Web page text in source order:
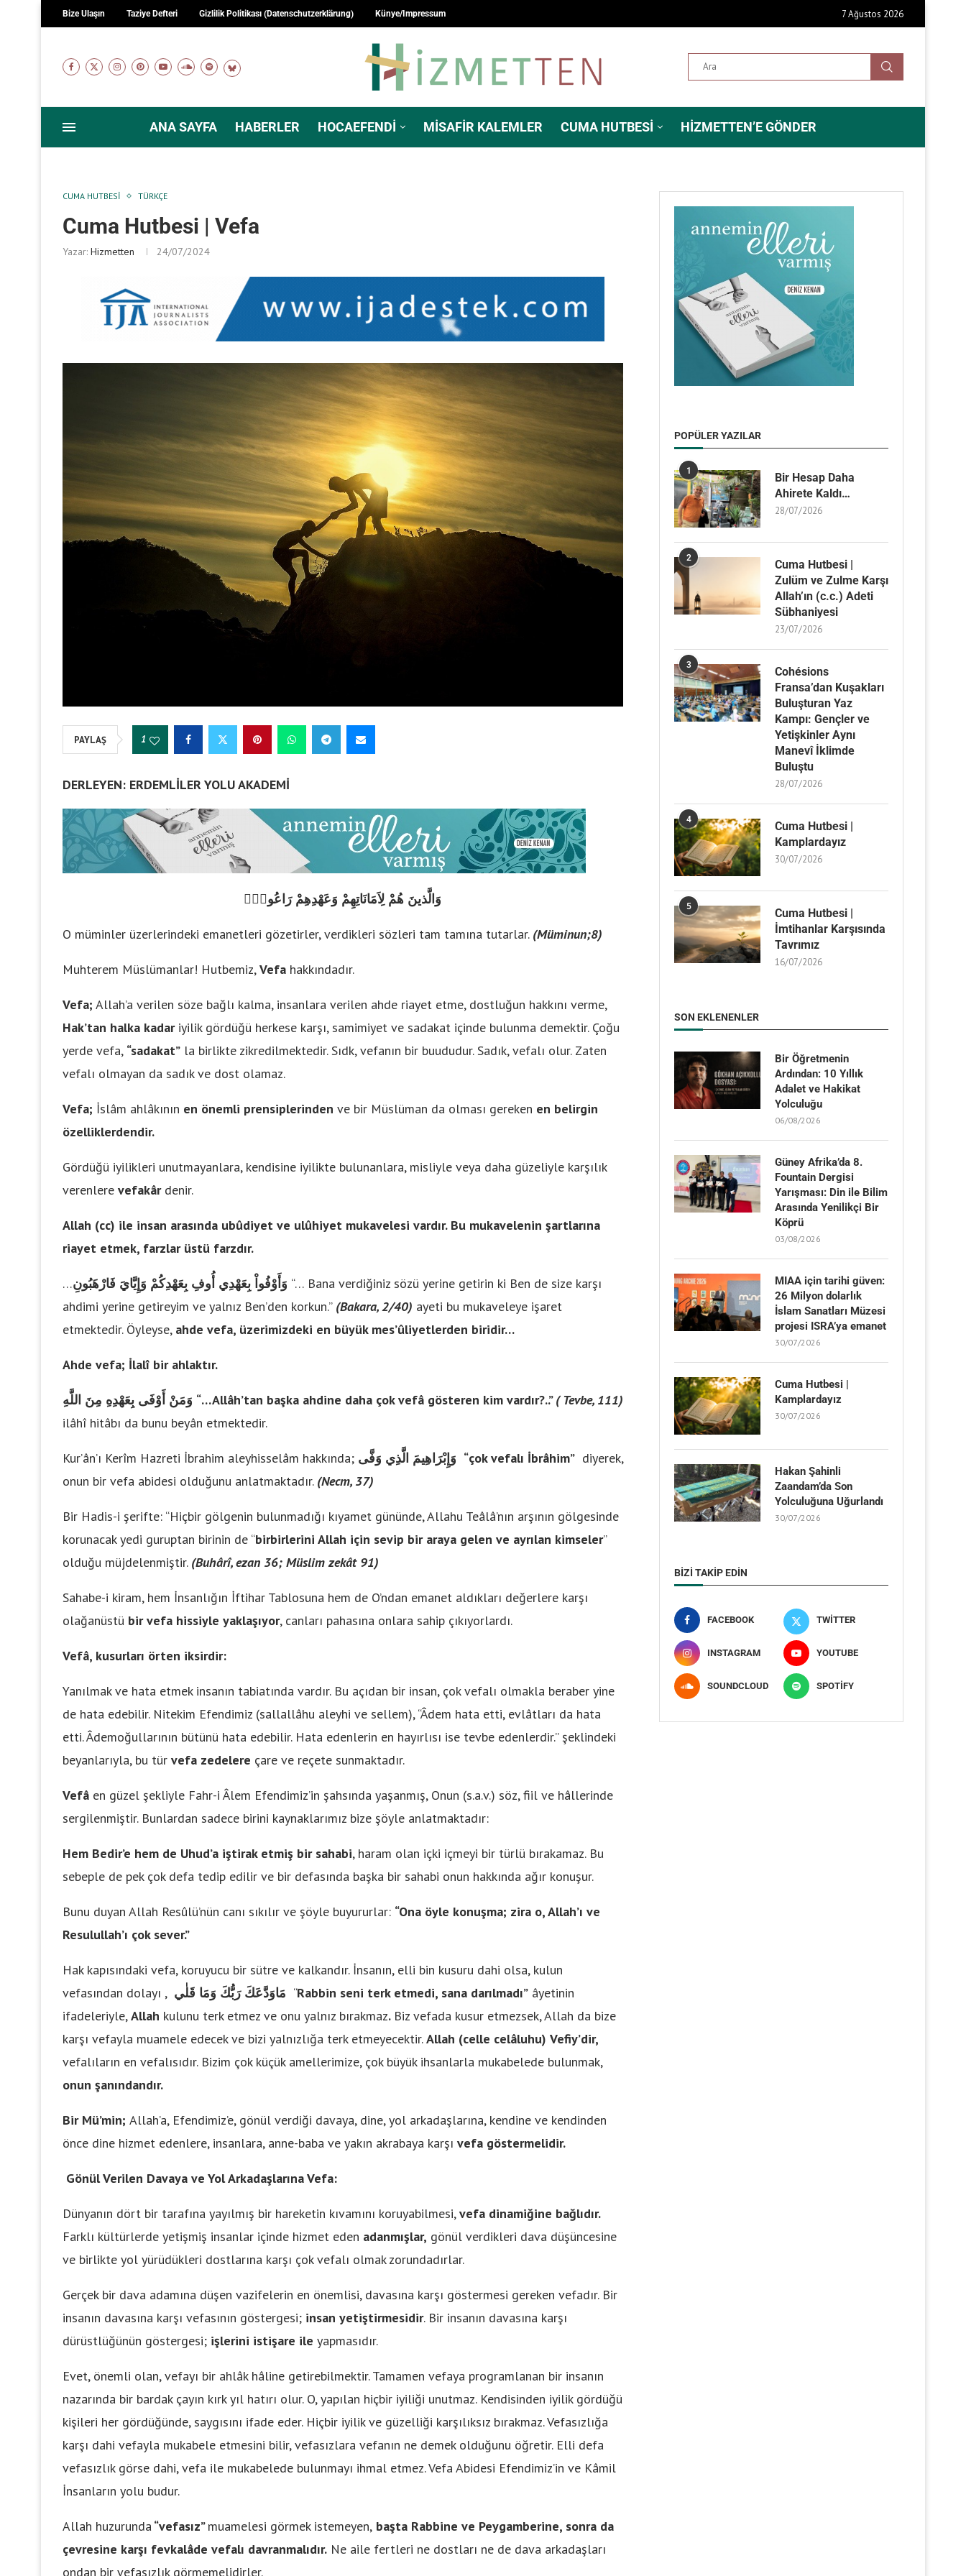
Bize Ulaşın Taziye Defteri Gizlilik Politikası (Datenschutzerklärung) Künye/Impressum 7 Ağustos 2026
ANA SAYFA HABERLER HOCAEFENDI MISAFIR KALEMLER CUMA HUTBESI HIZMETTEN’E GÖNDER
CUMA HUTBESI TÜRKÇE
Cuma Hutbesi | Vefa
Yazar: Hizmetten 24/07/2024
PAYLAŞ 1
DERLEYEN: ERDEMLİLER YOLU AKADEMİ
وَالَّذينَ هُمْ لِاَمَانَاتِهِمْ وَعَهْدِهِمْ رَاعُونَ
O müminler üzerlerindeki emanetleri gözetirler, verdikleri sözleri tam tamına tutarlar. (Müminun;8)
Muhterem Müslümanlar! Hutbemiz,Vefa hakkındadır.
Vefa; Allah’a verilen söze bağlı kalma, insanlara verilen ahde riayet etme, dostluğun hakkını verme,
Hak’tan halka kadariyilik gördüğü herkese karşı, samimiyet ve sadakat içinde bulunma demektir. Çoğu
yerde vefa, “sadakat” la birlikte zikredilmektedir. Sıdk, vefanın bir buududur. Sadık, vefalı olur. Zaten
vefalı olmayan da sadık ve dost olamaz.
Vefa; İslâm ahlâkının en önemli prensiplerinden ve bir Müslüman da olması gereken en belirgin
özelliklerdendir.
Gördüğü iyilikleri unutmayanlara, kendisine iyilikte bulunanlara, misliyle veya daha güzeliyle karşılık
verenlere vefakârdenir.
Allah (cc) ile insan arasında ubûdiyet ve ulûhiyet mukavelesi vardır. Bu mukavelenin şartlarına
riayet etmek, farzlar üstü farzdır.
…وَأَوْفُواْ بِعَهْدِي أُوفِ بِعَهْدِكُمْ وَإِيَّايَ فَارْهَبُونِ “… Bana verdiğiniz sözü yerine getirin ki Ben de size karşı
ahdimi yerine getireyim ve yalnız Ben’den korkun.” (Bakara, 2/40) ayeti bu mukaveleye işaret
etmektedir. Öyleyse, ahde vefa, üzerimizdeki en büyük mes’ûliyetlerden biridir…
Ahde vefa; İlalî bir ahlaktır.
وَمَنْ أَوْفَى بِعَهْدِهِ مِنَ اللَّهِ “… Allâh’tan başka ahdine daha çok vefâ gösteren kim vardır?..” ( Tevbe, 111)
ilâhî hitâbı da bunu beyân etmektedir.
Kur’ân’ı Kerîm Hazreti İbrahim aleyhisselâm hakkında; وَإِبْرَاهِيمَ الَّذِي وَفَّى “çok vefalı İbrâhim” diyerek,
onun bir vefa abidesi olduğunu anlatmaktadır. (Necm, 37)
Bir Hadis-i şerifte: “Hiçbir gölgenin bulunmadığı kıyamet gününde, Allahu Teâlâ’nın arşının gölgesinde
korunacak yedi guruptan birinin de “birbirlerini Allah için sevip bir araya gelen ve ayrılan kimseler”
olduğu müjdelenmiştir. (Buhârî, ezan 36; Müslim zekât 91)
Sahabe-i kiram, hem İnsanlığın İftihar Tablosuna hem de O’ndan emanet aldıkları değerlere karşı
olağanüstü bir vefa hissiyle yaklaşıyor, canları pahasına onlara sahip çıkıyorlardı.
Vefâ, kusurları örten iksirdir:
Yanılmak ve hata etmek insanın tabiatında vardır. Bu açıdan bir insan, çok vefalı olmakla beraber yine
de hata edebilir. Nitekim Efendimiz (sallallâhu aleyhi ve sellem), “Âdem hata etti, evlâtları da hata
etti. Âdemoğullarının bütünü hata edebilir. Hata edenlerin en hayırlısı ise tevbe edenlerdir.” şeklindeki
beyanlarıyla, bu tür vefa zedelere çare ve reçete sunmaktadır.
Vefâ en güzel şekliyle Fahr-i Âlem Efendimiz’in şahsında yaşanmış, Onun (s.a.v.) söz, fiil ve hâllerinde
sergilenmiştir. Bunlardan sadece birini kaynaklarımız bize şöyle anlatmaktadır:
Hem Bedir’e hem de Uhud’a iştirak etmiş bir sahabi, haram olan içki içmeyi bir türlü bırakamaz. Bu
sebeple de pek çok defa tedip edilir ve bir defasında başka bir sahabi onun hakkında ağır konuşur.
Bunu duyan Allah Resûlü’nün canı sıkılır ve şöyle buyururlar: “Ona öyle konuşma; zira o, Allah’ı ve
Resulullah’ı çok sever.”
Hak kapısındaki vefa, koruyucu bir sütre ve kalkandır. İnsanın, elli bin kusuru dahi olsa, kulun
vefasından dolayı , مَاوَدَّعَكَ رَبُّكَ وَمَا قَلٰي “Rabbin seni terk etmedi, sana darılmadı” âyetinin
ifadeleriyle,Allah kulunu terk etmez ve onu yalnız bırakmaz. Biz vefada kusur etmezsek, Allah da bize
karşı vefayla muamele edecek ve bizi yalnızlığa terk etmeyecektir.Allah (celle celâluhu) Vefiy’dir,
vefalıların en vefalısıdır. Bizim çok küçük amellerimize, çok büyük ihsanlarla mukabelede bulunmak,
onun şanındandır.
Bir Mü’min; Allah’a, Efendimiz’e, gönül verdiği davaya, dine, yol arkadaşlarına, kendine ve kendinden
önce dine hizmet edenlere, insanlara, anne-baba ve yakın akrabaya karşı vefa göstermelidir.
Gönül Verilen Davaya ve Yol Arkadaşlarına Vefa:
Dünyanın dört bir tarafına yayılmış bir hareketin kıvamını koruyabilmesi,vefa dinamiğine bağlıdır.
Farklı kültürlerde yetişmiş insanlar içinde hizmet eden adanmışlar, gönül verdikleri dava düşüncesine
ve birlikte yol yürüdükleri dostlarına karşı çok vefalı olmak zorundadırlar.
Gerçek bir dava adamına düşen vazifelerin en önemlisi, davasına karşı göstermesi gereken vefadır. Bir
insanın davasına karşı vefasının göstergesi; insan yetiştirmesidir. Bir insanın davasına karşı
dürüstlüğünün göstergesi; işlerini istişare ile yapmasıdır.
Evet, önemli olan, vefayı bir ahlâk hâline getirebilmektir. Tamamen vefaya programlanan bir insanın
nazarında bir bardak çayın kırk yıl hatırı olur. O, yapılan hiçbir iyiliği unutmaz. Kendisinden iyilik gördüğü
kişileri her gördüğünde, saygısını ifade eder. Hiçbir iyilik ve güzelliği karşılıksız bırakmaz. Vefasızlığa
karşı dahi vefayla mukabele etmesini bilir, vefasızlara vefanın ne demek olduğunu öğretir. Elli defa
vefasızlık görse dahi, vefa ile mukabelede bulunmayı ihmal etmez. Vefa Abidesi Efendimiz’in ve Kâmil
İnsanların yolu budur.
Allah huzurunda“vefasız”muamelesi görmek istemeyen, başta Rabbine ve Peygamberine, sonra da
çevresine karşı fevkalâde vefalı davranmalıdır. Ne aile fertleri ne dostları ne de dava arkadaşları
ondan bir vefasızlık görmemelidirler.
POPÜLER YAZILAR
1
Bir Hesap Daha
Ahirete Kaldı…
28/07/2026
2
Cuma Hutbesi |
Zulüm ve Zulme Karşı
Allah’ın (c.c.) Adeti
Sübhaniyesi
23/07/2026
3
Cohésions
Fransa’dan Kuşakları
Buluşturan Yaz
Kampı: Gençler ve
Yetişkinler Aynı
Manevî İklimde
Buluştu
28/07/2026
4
Cuma Hutbesi |
Kamplardayız
30/07/2026
5
Cuma Hutbesi |
İmtihanlar Karşısında
Tavrımız
16/07/2026
SON EKLENENLER
Bir Öğretmenin
Ardından: 10 Yıllık
Adalet ve Hakikat
Yolculuğu
06/08/2026
Güney Afrika’da 8.
Fountain Dergisi
Yarışması: Din ile Bilim
Arasında Yenilikçi Bir
Köprü
03/08/2026
MIAA için tarihi güven:
26 Milyon dolarlık
İslam Sanatları Müzesi
projesi ISRA’ya emanet
30/07/2026
Cuma Hutbesi |
Kamplardayız
30/07/2026
Hakan Şahinli
Zaandam’da Son
Yolculuğuna Uğurlandı
30/07/2026
BIZI TAKIP EDIN
FACEBOOK TWITTER
INSTAGRAM YOUTUBE
SOUNDCLOUD SPOTIFY